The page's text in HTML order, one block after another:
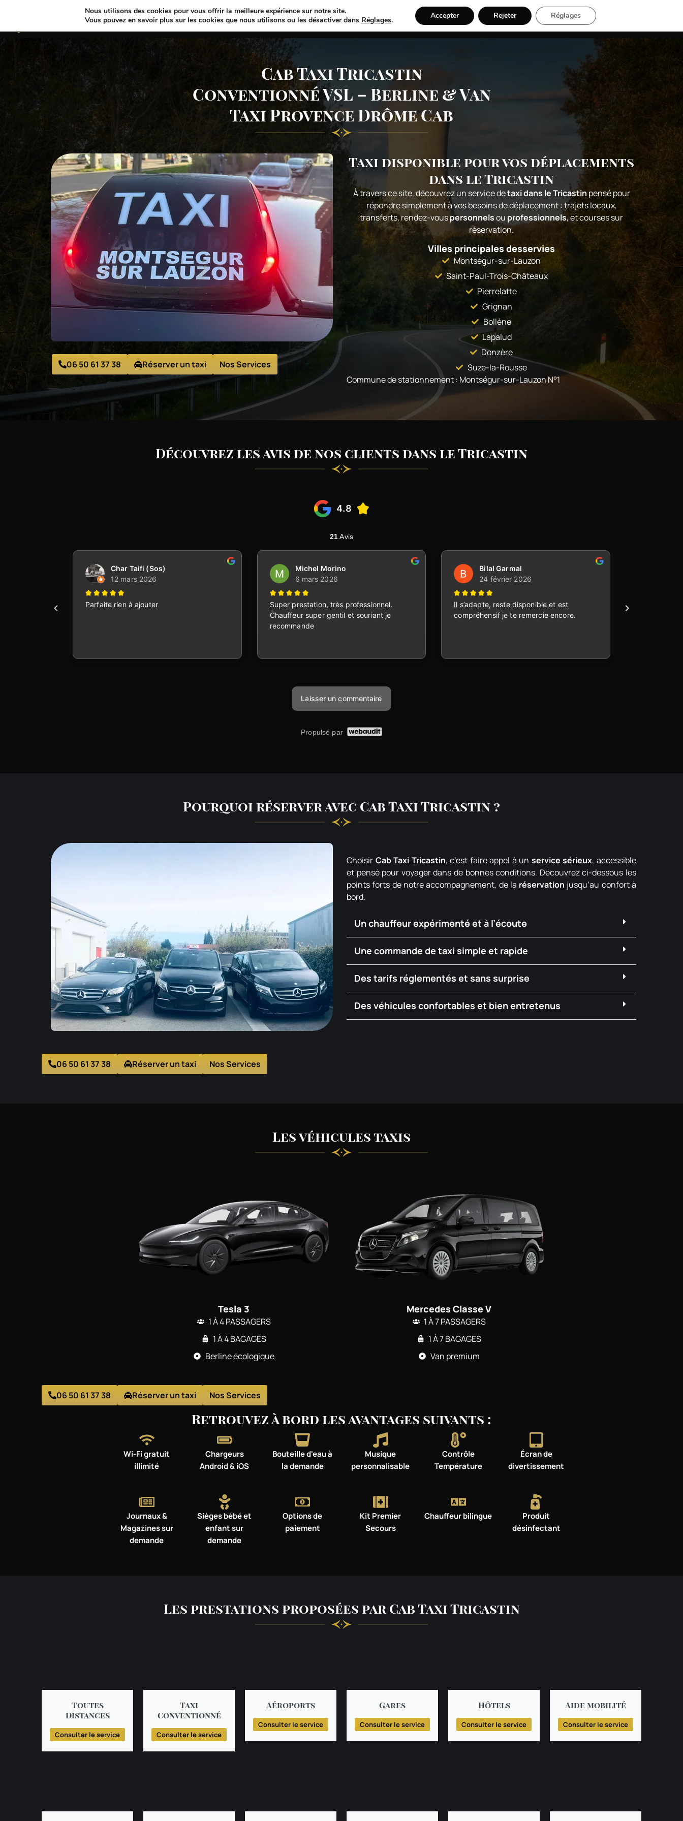
Retours Clients Nos avantages Véhicules 1 à 7 passagers Prestations Taxi Réserver en ligne
Cab Taxi Tricastin
Conventionné VSL – Berline & Van
Taxi Provence Drôme Cab
06 50 61 37 38 Réserver un taxi Nos Services
Taxi disponible pour vos déplacements
dans le Tricastin
À travers ce site, découvrez un service detaxi dans le Tricastinpensé pour
répondre simplement à vos besoins de déplacement : trajets locaux,
transferts, rendez-vouspersonnelsou professionnels, et courses sur
réservation.
Villes principales desservies
Montségur-sur-Lauzon
Saint-Paul-Trois-Châteaux
Pierrelatte
Grignan
Bollène
Lapalud
Donzère
Suze-la-Rousse
Commune de stationnement : Montségur-sur-Lauzon N°1
Découvrez les avis de nos clients dans le Tricastin
Pourquoi réserver avec Cab Taxi Tricastin ?
Choisir Cab Taxi Tricastin, c’est faire appel à un service sérieux, accessible
et pensé pour voyager dans de bonnes conditions. Découvrez ci-dessous les
points forts de notre accompagnement, de la réservation jusqu’au confort à
bord.
Un chauffeur expérimenté et à l’écoute
Une commande de taxi simple et rapide
Des tarifs réglementés et sans surprise
Des véhicules confortables et bien entretenus
06 50 61 37 38 Réserver un taxi Nos Services
Les véhicules taxis
Tesla 3
1 À 4 PASSAGERS
1 À 4 BAGAGES
Berline écologique
Mercedes Classe V
1 À 7 PASSAGERS
1 À 7 BAGAGES
Van premium
06 50 61 37 38 Réserver un taxi Nos Services
Retrouvez à bord les avantages suivants :
Wi-Fi gratuit
illimité
Chargeurs
Android & iOS
Bouteille d'eau à
la demande
Musique
personnalisable
Contrôle
Température
Écran de
divertissement
Journaux &
Magazines sur
demande
Sièges bébé et
enfant sur
demande
Options de
paiement
Kit Premier
Secours
Chauffeur bilingue
Produit
désinfectant
Les prestations proposées par Cab Taxi Tricastin
Toutes
Distances
Consulter le service
Taxi
Conventionné
Consulter le service
Aéroports
Consulter le service
Gares
Consulter le service
Hôtels
Consulter le service
Aide mobilité
Consulter le service
Nous utilisons des cookies pour vous offrir la meilleure expérience sur notre site.
Vous pouvez en savoir plus sur les cookies que nous utilisons ou les désactiver dans Réglages. Accepter Rejeter Réglages